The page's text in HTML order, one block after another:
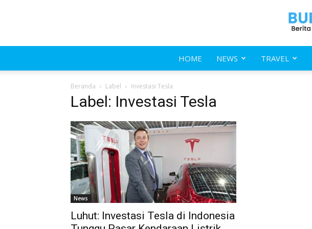
HOME NEWS TRAVEL
Beranda Label Investasi Tesla
Label: Investasi Tesla
News
Luhut: Investasi Tesla di Indonesia